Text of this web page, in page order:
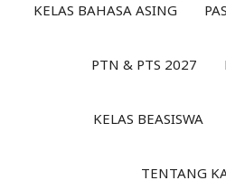
KELAS BAHASA ASING
PTN & PTS 2027
KELAS BEASISWA
TENTANG